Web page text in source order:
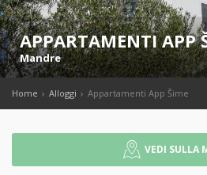
APPARTAMENTI APP
Mandre
Home Alloggi Appartamenti App Šime
VEDI SULLA